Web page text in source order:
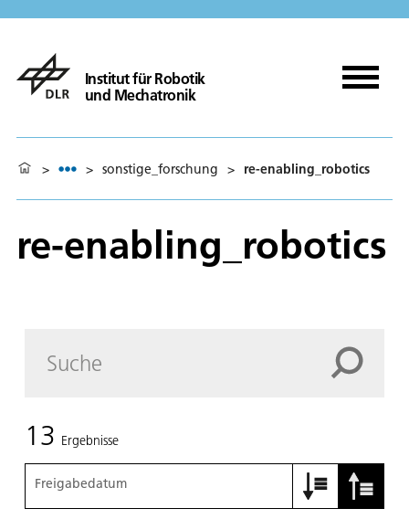
Institut für Robotik
und Mechatronik
> > sonstige_forschung > re-enabling_robotics
re-enabling_robotics
13 Ergebnisse
Freigabedatum